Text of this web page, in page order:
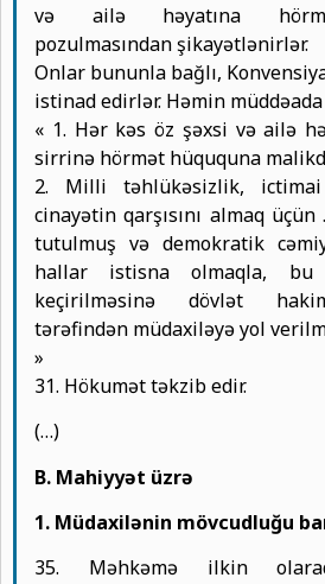
və ailə həyatına
pozulmasından şikayətlənirlər.
Onlar bununla bağlı,
istinad edirlər. Həmin
« 1. Hər kəs öz şəxsi və ailə
sirrinə hörmət hüququna
2. Milli təhlükəsizlik,
cinayətin qarşısını almaq
tutulmuş və demokratik
hallar istisna olmaqla, bu
keçirilməsinə dövlət
tərəfindən müdaxiləyə yol
»
31. Hökumət təkzib edir.
(…)
B. Mahiyyət üzrə
1. Müdaxilənin mövcudluğu
35. Məhkəmə ilkin